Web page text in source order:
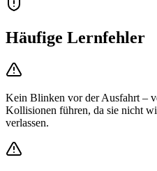
Häufige Lernfehler
Kein Blinken vor der Ausfahrt –
Kollisionen führen, da sie nicht
verlassen.